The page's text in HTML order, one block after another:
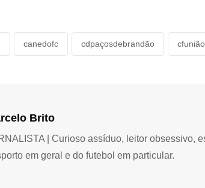
canedofc cdpaçosdebrandão
Brito
| Curioso assíduo, leitor obsessivo,
em geral e do futebol em particular.